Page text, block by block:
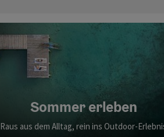
Sommer erleben
Raus aus dem Alltag, rein ins Outdoor-